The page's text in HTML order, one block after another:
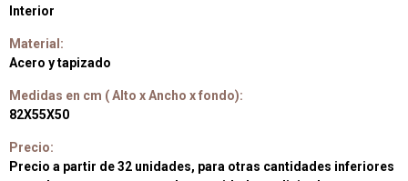
Interior
Material:
Acero y tapizado
Medidas en cm ( Alto x Ancho x fondo):
82X55X50
Precio:
Precio a partir de 32 unidades, para otras cantidades inferiores